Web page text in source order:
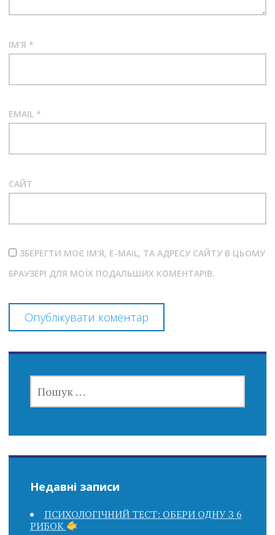
ІМ'Я *
EMAIL *
САЙТ
ЗБЕРЕГТИ МОЄ ІМ'Я, E-MAIL, ТА АДРЕСУ САЙТУ В ЦЬОМУ
БРАУЗЕРІ ДЛЯ МОЇХ ПОДАЛЬШИХ КОМЕНТАРІВ.
Недавні записи
ПСИХОЛОГІЧНИЙ ТЕСТ: ОБЕРИ ОДНУ З 6
РИБОК